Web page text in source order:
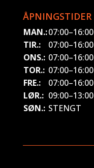
ÅPNINGSTIDER
MAN.:07:00–16:00
TIR.:
07:00–16:00
ONS.: 07:00–16:00
TOR.: 07:00–16:00
FRE.:
07:00–16:00
LØR.: 09:00–13:00
SØN.: STENGT